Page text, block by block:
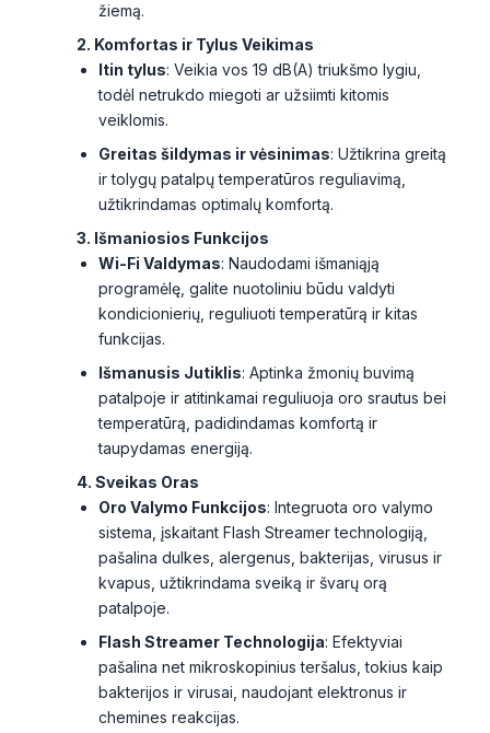
žiemą.
2. Komfortas ir Tylus Veikimas
Itin tylus: Veikia vos 19 dB(A) triukšmo lygiu,
todėl netrukdo miegoti ar užsiimti kitomis
veiklomis.
Greitas šildymas ir vėsinimas: Užtikrina greitą
ir tolygų patalpų temperatūros reguliavimą,
užtikrindamas optimalų komfortą.
3. Išmaniosios Funkcijos
Wi-Fi Valdymas: Naudodami išmaniąją
programėlę, galite nuotoliniu būdu valdyti
kondicionierių, reguliuoti temperatūrą ir kitas
funkcijas.
Išmanusis Jutiklis: Aptinka žmonių buvimą
patalpoje ir atitinkamai reguliuoja oro srautus bei
temperatūrą, padidindamas komfortą ir
taupydamas energiją.
4. Sveikas Oras
Oro Valymo Funkcijos: Integruota oro valymo
sistema, įskaitant Flash Streamer technologiją,
pašalina dulkes, alergenus, bakterijas, virusus ir
kvapus, užtikrindama sveiką ir švarų orą
patalpoje.
Flash Streamer Technologija: Efektyviai
pašalina net mikroskopinius teršalus, tokius kaip
bakterijos ir virusai, naudojant elektronus ir
chemines reakcijas.